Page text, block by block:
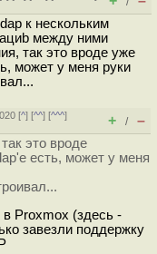
к нескольким
между ними
так это вроде уже
может у меня руки
[^] [^^] [^^^]
+ / –
это вроде
есть, может у меня
Proxmox (здесь -
завезли поддержку